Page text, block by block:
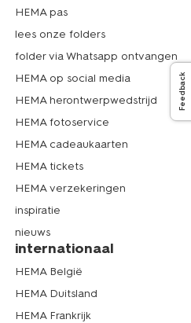
HEMA pas
lees onze folders
folder via Whatsapp ontvangen
HEMA op social media
HEMA herontwerpwedstrijd
HEMA fotoservice
HEMA cadeaukaarten
HEMA tickets
HEMA verzekeringen
inspiratie
nieuws
internationaal
HEMA België
HEMA Duitsland
HEMA Frankrijk
Feedback